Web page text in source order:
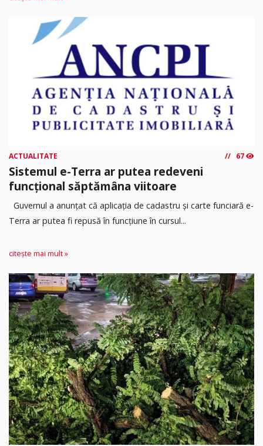
ACTUALITATE 67
Sistemul e-Terra ar putea redeveni
funcțional săptămâna viitoare
Guvernul a anunțat că aplicația de cadastru și carte funciară e-
Terra ar putea fi repusă în funcțiune în cursul...
citește mai mult »